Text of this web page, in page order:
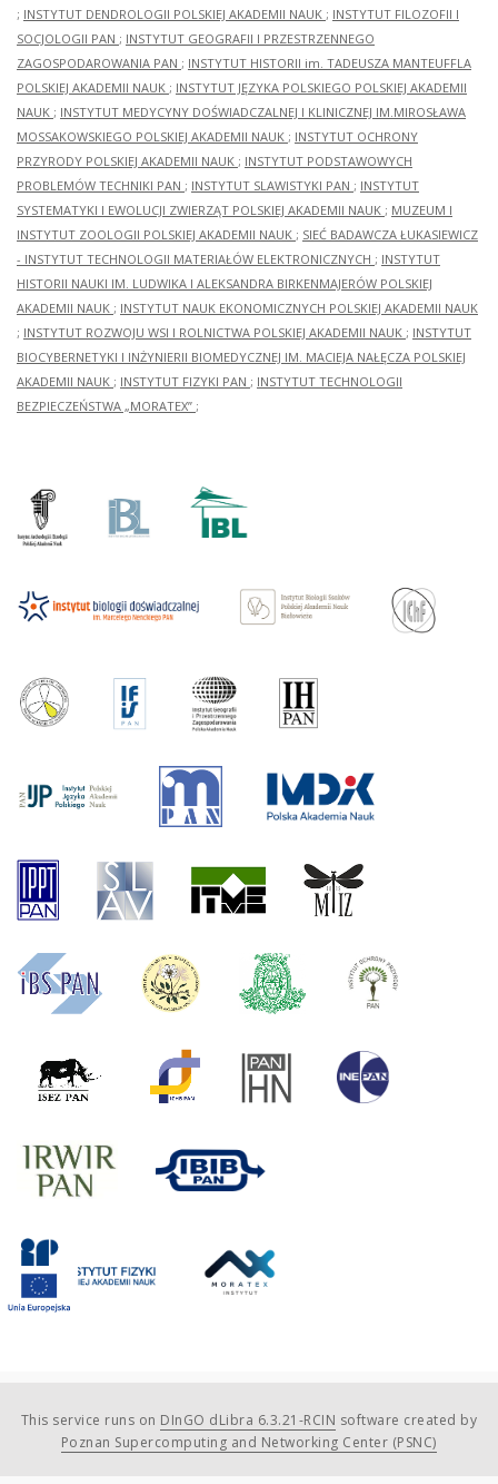
; INSTYTUT DENDROLOGII POLSKIEJ AKADEMII NAUK ; INSTYTUT FILOZOFII I
SOCJOLOGII PAN ; INSTYTUT GEOGRAFII I PRZESTRZENNEGO
ZAGOSPODAROWANIA PAN ; INSTYTUT HISTORII im. TADEUSZA MANTEUFFLA
POLSKIEJ AKADEMII NAUK ; INSTYTUT JĘZYKA POLSKIEGO POLSKIEJ AKADEMII
NAUK ; INSTYTUT MEDYCYNY DOŚWIADCZALNEJ I KLINICZNEJ IM.MIROSŁAWA
MOSSAKOWSKIEGO POLSKIEJ AKADEMII NAUK ; INSTYTUT OCHRONY
PRZYRODY POLSKIEJ AKADEMII NAUK ; INSTYTUT PODSTAWOWYCH
PROBLEMÓW TECHNIKI PAN ; INSTYTUT SLAWISTYKI PAN ; INSTYTUT
SYSTEMATYKI I EWOLUCJI ZWIERZĄT POLSKIEJ AKADEMII NAUK ; MUZEUM I
INSTYTUT ZOOLOGII POLSKIEJ AKADEMII NAUK ; SIEĆ BADAWCZA ŁUKASIEWICZ
- INSTYTUT TECHNOLOGII MATERIAŁÓW ELEKTRONICZNYCH ; INSTYTUT
HISTORII NAUKI IM. LUDWIKA I ALEKSANDRA BIRKENMAJERÓW POLSKIEJ
AKADEMII NAUK ; INSTYTUT NAUK EKONOMICZNYCH POLSKIEJ AKADEMII NAUK
; INSTYTUT ROZWOJU WSI I ROLNICTWA POLSKIEJ AKADEMII NAUK ; INSTYTUT
BIOCYBERNETYKI I INŻYNIERII BIOMEDYCZNEJ IM. MACIEJA NAŁĘCZA POLSKIEJ
AKADEMII NAUK ; INSTYTUT FIZYKI PAN ; INSTYTUT TECHNOLOGII
BEZPIECZEŃSTWA „MORATEX” ;
This service runs on DInGO dLibra 6.3.21-RCIN software created by
Poznan Supercomputing and Networking Center (PSNC)